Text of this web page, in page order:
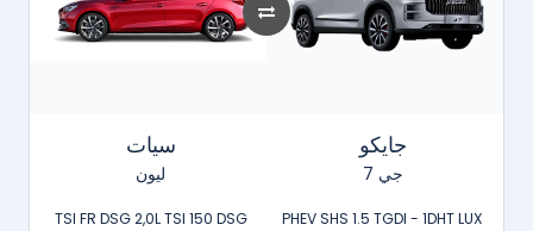
سيات
ليون
TSI FR DSG 2,0L TSI 150 DSG
جايكو
جي 7
PHEV SHS 1.5 TGDI - 1DHT LUX